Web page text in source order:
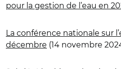
pour la gestion de l’eau en
La conférence nationale sur
décembre (14 novembre